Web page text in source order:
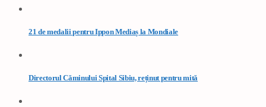
21 de medalii pentru Ippon Mediaș la Mondiale
Directorul Căminului Spital Sibiu, reținut pentru mită